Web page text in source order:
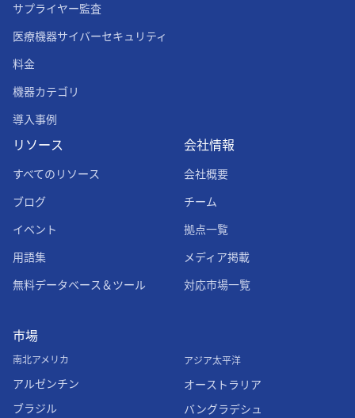
サプライヤー監査
医療機器サイバーセキュリティ
料金
機器カテゴリ
導入事例
リソース
すべてのリソース
ブログ
イベント
用語集
無料データベース＆ツール
会社情報
会社概要
チーム
拠点一覧
メディア掲載
対応市場一覧
市場
南北アメリカ
アルゼンチン
ブラジル
アジア太平洋
オーストラリア
バングラデシュ